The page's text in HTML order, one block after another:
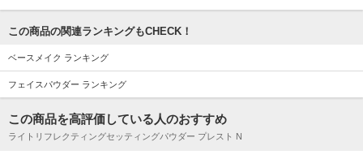
この商品の関連ランキングもCHECK！
ベースメイク ランキング
フェイスパウダー ランキング
この商品を高評価している人のおすすめ
ライトリフレクティングセッティングパウダー プレスト N